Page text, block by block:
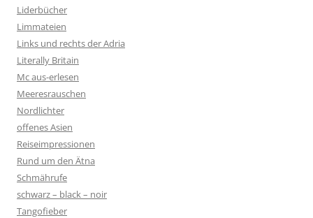
Liderbücher
Limmateien
Links und rechts der Adria
Literally Britain
Mc aus-erlesen
Meeresrauschen
Nordlichter
offenes Asien
Reiseimpressionen
Rund um den Ätna
Schmährufe
schwarz – black – noir
Tangofieber